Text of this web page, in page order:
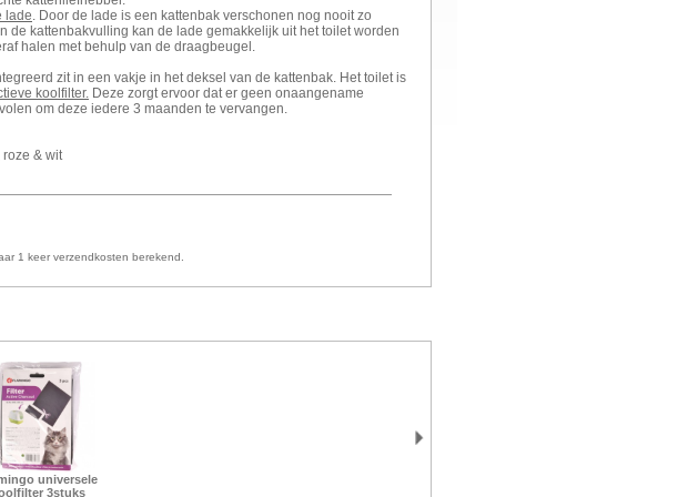
lade. Door de lade is een kattenbak verschonen nog nooit zo
de kattenbakvulling kan de lade gemakkelijk uit het toilet worden
halen met behulp van de draagbeugel.
zit in een vakje in het deksel van de kattenbak. Het toilet is
koolfilter. Deze zorgt ervoor dat er geen onaangename
om deze iedere 3 maanden te vervangen.
& wit
1 keer verzendkosten berekend.
universele
3stuks